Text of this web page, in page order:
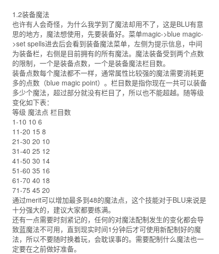
1.2装备魔法
也许有人会奇怪，为什么我学到了魔法却用不了，这是BLU有意
思的地方，魔法想使用，先要装备好。菜单magic->blue magic-
>set spells进去后会看到装备魔法菜单，左侧为提示信息，中间
为装备栏，右侧是目前拥有的所有魔法。魔法装备受到两个点数
的限制，一个是装备点数，一个是装备魔法栏目数。
装备点数每个魔法都不一样，通常属性比较强的魔法需要消耗更
多的点数（blue magic point）。栏目数是指你现在一共可以装备
多少个魔法，超过部分就没有栏目了，所以也不能超越。随等级
变化如下表：
等级 魔法点 栏目数
1-10 10 6
11-20 15 8
21-30 20 10
31-40 25 12
41-50 30 14
51-60 35 16
61-70 40 18
71-75 45 20
通过merit可以增加最多到48的魔法点，这个技能对于BLU来说是
十分强大的，建议大家都要练满。
还有一点需要时刻紧记的，任何的对魔法配制发生的变化都会导
致蓝魔法不可用，直到现实时间1分钟后才可使用新配制好的魔
法，所以不要随时换着玩，会耽误事的。需要配制什么魔法也一
定要在之前做好准备。